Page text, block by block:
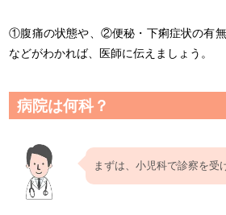
①腹痛の状態や、②便秘・下痢症状の有
などがわかれば、医師に伝えましょう。
病院は何科？
まずは、小児科で診察を受